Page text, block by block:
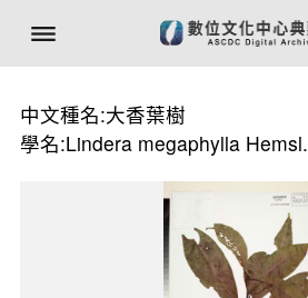
中文種名:大香葉樹
學名:Lindera megaphylla Hemsl.